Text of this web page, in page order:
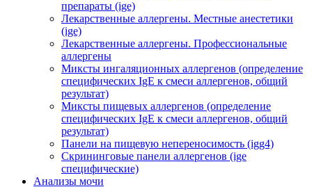
препараты (ige)
Лекарственные аллергены. Местные анестетики
(ige)
Лекарственные аллергены. Профессиональные
аллергены
Миксты ингаляционных аллергенов (определение
специфических IgE к смеси аллергенов, общий
результат)
Миксты пищевых аллергенов (определение
специфических IgE к смеси аллергенов, общий
результат)
Панели на пищевую непереносимость (igg4)
Скрининговые панели аллергенов (ige
специфические)
Анализы мочи